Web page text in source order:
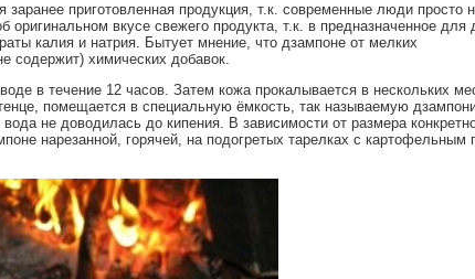
приготовленная продукция, т.к. современные люди просто
вкусе свежего продукта, т.к. в предназначенное для
калия и натрия. Бытует мнение, что дзампоне от мелких
содержит) химических добавок.
в течение 12 часов. Затем кожа прокалывается в нескольких
помещается в специальную ёмкость, так называемую
не доводилась до кипения. В зависимости от размера
нарезанной, горячей, на подогретых тарелках с картофельным